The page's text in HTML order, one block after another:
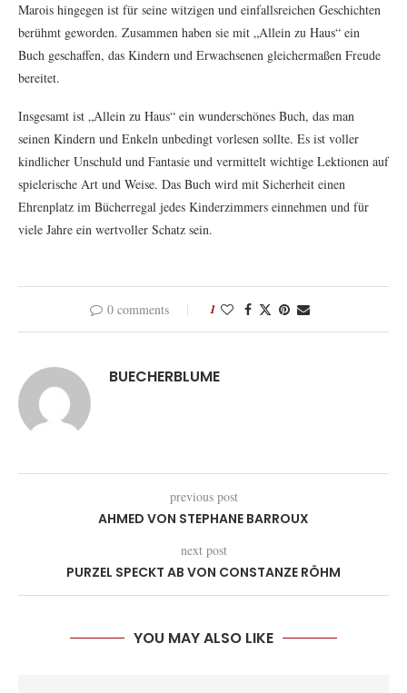
Marois hingegen ist für seine witzigen und einfallsreichen Geschichten
berühmt geworden. Zusammen haben sie mit „Allein zu Haus“ ein
Buch geschaffen, das Kindern und Erwachsenen gleichermaßen Freude
bereitet.
Insgesamt ist „Allein zu Haus“ ein wunderschönes Buch, das man
seinen Kindern und Enkeln unbedingt vorlesen sollte. Es ist voller
kindlicher Unschuld und Fantasie und vermittelt wichtige Lektionen auf
spielerische Art und Weise. Das Buch wird mit Sicherheit einen
Ehrenplatz im Bücherregal jedes Kinderzimmers einnehmen und für
viele Jahre ein wertvoller Schatz sein.
0 comments 1
BUECHERBLUME
previous post
AHMED VON STEPHANE BARROUX
next post
PURZEL SPECKT AB VON CONSTANZE RÖHM
YOU MAY ALSO LIKE